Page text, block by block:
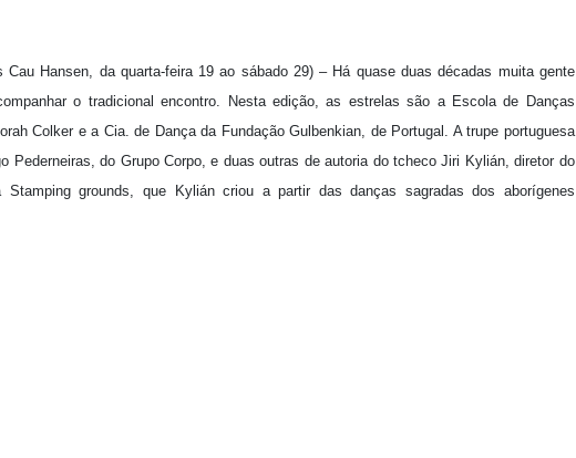
Cau Hansen, da quarta-feira 19 ao sábado 29) – Há quase duas décadas muita gente
o tradicional encontro. Nesta edição, as estrelas são a Escola de Danças
Colker e a Cia. de Dança da Fundação Gulbenkian, de Portugal. A trupe portuguesa
Pederneiras, do Grupo Corpo, e duas outras de autoria do tcheco Jiri Kylián, diretor do
Stamping grounds, que Kylián criou a partir das danças sagradas dos aborígenes